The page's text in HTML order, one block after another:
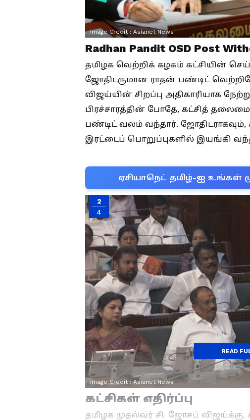
Image Credit : Asianet News
Radhan Pandit OSD Post
தமிழக வெற்றிக் கழகம் கட்சியின்
ஜோதிடருமான ராதன் பண்டிட்
விஜய்யின் சிறப்பு அதிகாரியாக
பிரச்சாரத்தின் போதே, கட்சித்
பண்டிட் வலம் வந்தார்.
இரட்டைப் பொறுப்புகளில் இயங்கி
ஏசியாநெட் தமிழ்-ஐ உங்கள்
2
4
Image Credit :Asianet News
கட்சிகள் எதிர்ப்பு
தமிழக முதல்வர் சி. ஜோசப்
READ